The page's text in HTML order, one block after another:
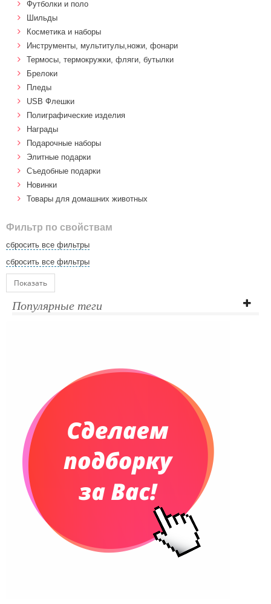
Футболки и поло
Шильды
Косметика и наборы
Инструменты, мультитулы,ножи, фонари
Термосы, термокружки, фляги, бутылки
Брелоки
Пледы
USB Флешки
Полиграфические изделия
Награды
Подарочные наборы
Элитные подарки
Cъедобные подарки
Новинки
Товары для домашних животных
Фильтр по свойствам
сбросить все фильтры
сбросить все фильтры
Показать
Популярные теги